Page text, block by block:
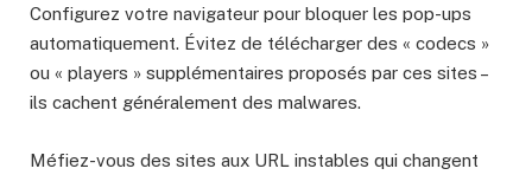
Configurez votre navigateur pour bloquer les pop-ups
automatiquement. Évitez de télécharger des « codecs »
ou « players » supplémentaires proposés par ces sites –
ils cachent généralement des malwares.
Méfiez-vous des sites aux URL instables qui changent